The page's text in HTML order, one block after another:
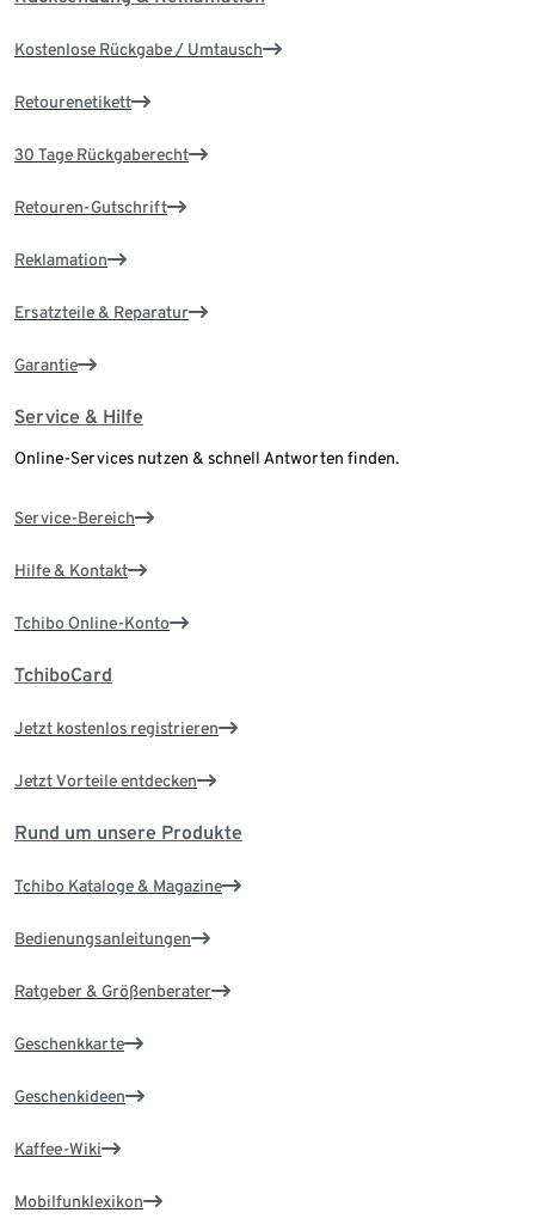
Kostenlose Rückgabe / Umtausch
Retourenetikett
30 Tage Rückgaberecht
Retouren-Gutschrift
Reklamation
Ersatzteile & Reparatur
Garantie
Service & Hilfe
Online-Services nutzen & schnell Antworten finden.
Service-Bereich
Hilfe & Kontakt
Tchibo Online-Konto
TchiboCard
Jetzt kostenlos registrieren
Jetzt Vorteile entdecken
Rund um unsere Produkte
Tchibo Kataloge & Magazine
Bedienungsanleitungen
Ratgeber & Größenberater
Geschenkkarte
Geschenkideen
Kaffee-Wiki
Mobilfunklexikon